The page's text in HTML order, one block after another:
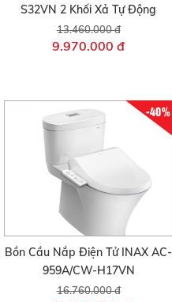
S32VN 2 Khối Xả Tự Động
13.460.000 đ
9.970.000 đ
-40%
Bồn Cầu Nắp Điện Tử INAX AC-
959A/CW-H17VN
16.760.000 đ